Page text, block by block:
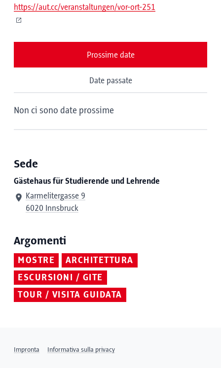
https://aut.cc/veranstaltungen/vor-ort-251
Prossime date
Date passate
Non ci sono date prossime
Sede
Gästehaus für Studierende und Lehrende
Karmelitergasse 9
6020 Innsbruck
Argomenti
MOSTRE
ARCHITETTURA
ESCURSIONI / GITE
TOUR / VISITA GUIDATA
Impronta Informativa sulla privacy